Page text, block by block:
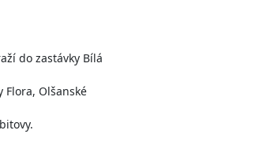
do zastávky Bílá
Flora, Olšanské